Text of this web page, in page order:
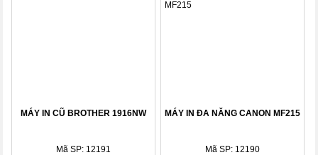
MÁY IN CŨ BROTHER 1916NW
Mã SP: 12191
MÁY IN ĐA NĂNG CANON MF215
Mã SP: 12190